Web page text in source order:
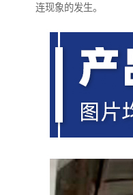
连现象的发生。